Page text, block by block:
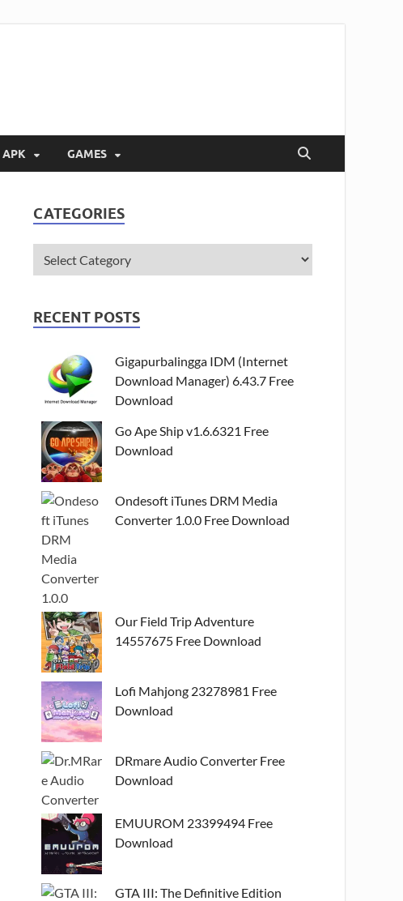
APK GAMES
CATEGORIES
RECENT POSTS
Gigapurbalingga IDM (Internet
Download Manager) 6.43.7 Free
Download
Go Ape Ship v1.6.6321 Free
Download
Ondesoft iTunes DRM Media
Converter 1.0.0 Free Download
Our Field Trip Adventure
14557675 Free Download
Lofi Mahjong 23278981 Free
Download
DRmare Audio Converter Free
Download
EMUUROM 23399494 Free
Download
GTA III: The Definitive Edition